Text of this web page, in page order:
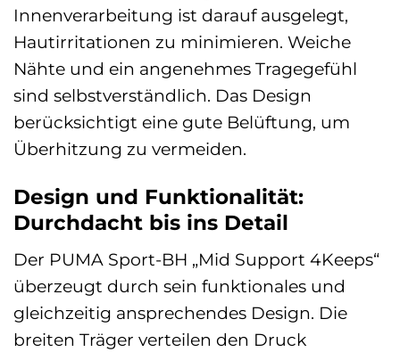
Innenverarbeitung ist darauf ausgelegt,
Hautirritationen zu minimieren. Weiche
Nähte und ein angenehmes Tragegefühl
sind selbstverständlich. Das Design
berücksichtigt eine gute Belüftung, um
Überhitzung zu vermeiden.
Design und Funktionalität:
Durchdacht bis ins Detail
Der PUMA Sport-BH „Mid Support 4Keeps“
überzeugt durch sein funktionales und
gleichzeitig ansprechendes Design. Die
breiten Träger verteilen den Druck